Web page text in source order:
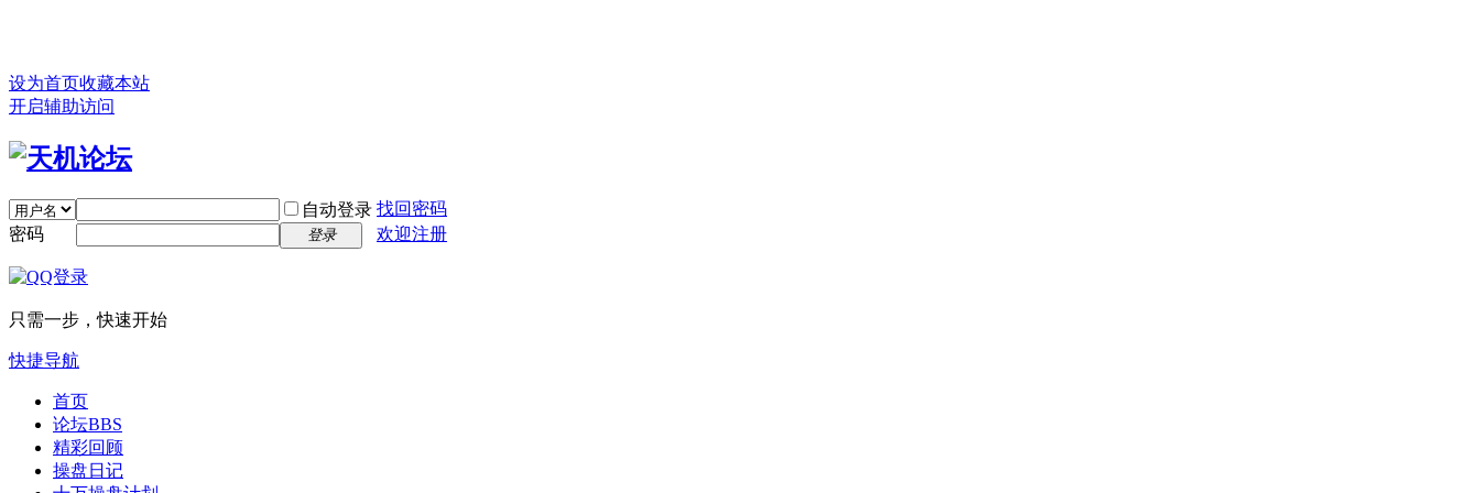
设为首页收藏本站
开启辅助访问
自动登录 找回密码
密码
登录 欢迎注册
只需一步，快速开始
快捷导航
首页
论坛BBS
精彩回顾
操盘日记